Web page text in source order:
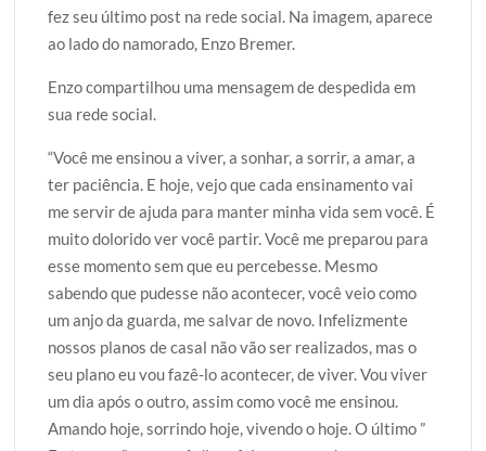
fez seu último post na rede social. Na imagem, aparece
ao lado do namorado, Enzo Bremer.
Enzo compartilhou uma mensagem de despedida em
sua rede social.
“Você me ensinou a viver, a sonhar, a sorrir, a amar, a
ter paciência. E hoje, vejo que cada ensinamento vai
me servir de ajuda para manter minha vida sem você. É
muito dolorido ver você partir. Você me preparou para
esse momento sem que eu percebesse. Mesmo
sabendo que pudesse não acontecer, você veio como
um anjo da guarda, me salvar de novo. Infelizmente
nossos planos de casal não vão ser realizados, mas o
seu plano eu vou fazê-lo acontecer, de viver. Vou viver
um dia após o outro, assim como você me ensinou.
Amando hoje, sorrindo hoje, vivendo o hoje. O último ”